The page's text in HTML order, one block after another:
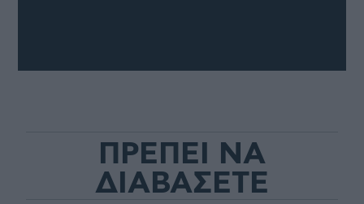
ΠΡΕΠΕΙ ΝΑ
ΔΙΑΒΑΣΕΤΕ